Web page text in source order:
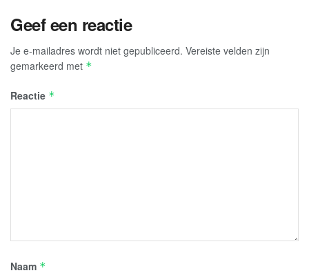
Geef een reactie
Je e-mailadres wordt niet gepubliceerd. Vereiste velden zijn
gemarkeerd met *
Reactie *
Naam *